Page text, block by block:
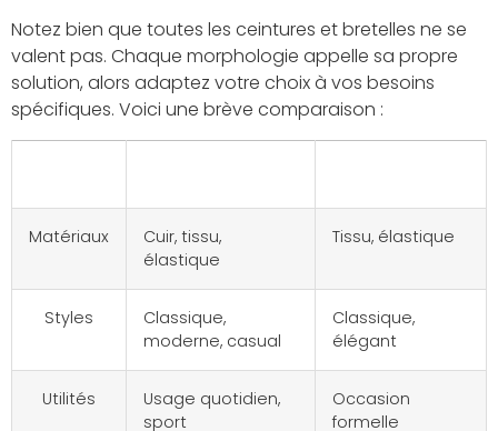
Notez bien que toutes les ceintures et bretelles ne se
valent pas. Chaque morphologie appelle sa propre
solution, alors adaptez votre choix à vos besoins
spécifiques. Voici une brève comparaison :
Matériaux
Cuir, tissu,
élastique
Tissu, élastique
Styles
Classique,
moderne, casual
Classique,
élégant
Utilités
Usage quotidien,
sport
Occasion
formelle